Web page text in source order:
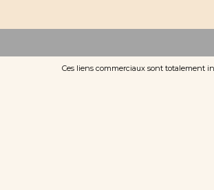
Ces liens commerciaux sont totalement